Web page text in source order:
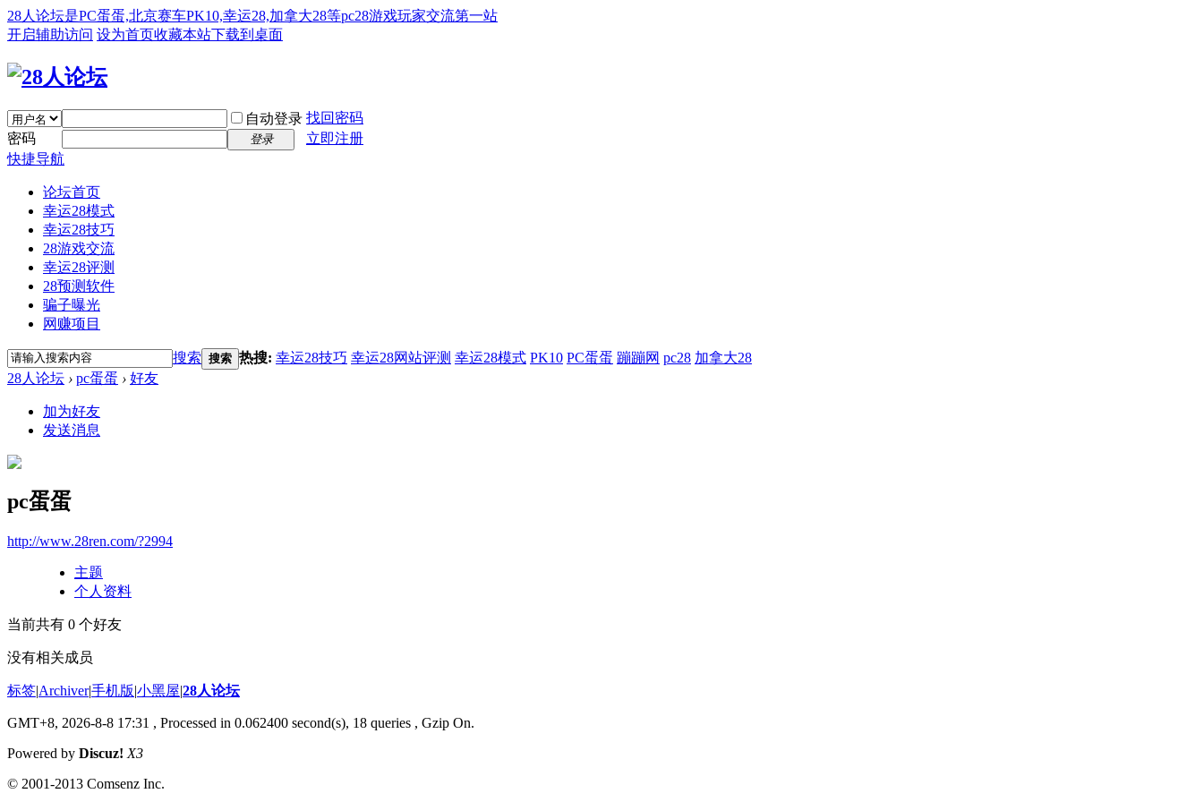
28人论坛是PC蛋蛋,北京赛车PK10,幸运28,加拿大28等pc28游戏玩家交流第一站
开启辅助访问 设为首页收藏本站下载到桌面
自动登录 找回密码
密码
登录
立即注册
快捷导航
论坛首页
幸运28模式
幸运28技巧
28游戏交流
幸运28评测
28预测软件
骗子曝光
网赚项目
搜索 搜索 热搜: 幸运28技巧 幸运28网站评测 幸运28模式 PK10 PC蛋蛋 蹦蹦网 pc28 加拿大28
28人论坛 › pc蛋蛋 › 好友
加为好友
发送消息
pc蛋蛋
http://www.28ren.com/?2994
主题
个人资料
当前共有 0 个好友
没有相关成员
标签|Archiver|手机版|小黑屋|28人论坛
GMT+8, 2026-8-8 17:31 , Processed in 0.062400 second(s), 18 queries , Gzip On.
Powered by Discuz! X3
© 2001-2013 Comsenz Inc.